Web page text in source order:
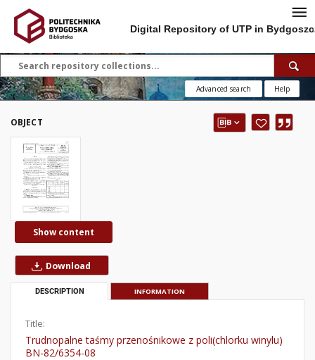
Digital Repository of UTP in
Advanced search Help
OBJECT
Show content
Download
DESCRIPTION INFORMATION
Title:
Trudnopalne taśmy przenośnikowe z poli(chlorku winylu)
BN-82/6354-08